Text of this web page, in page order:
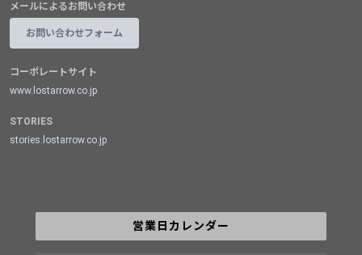
メールによるお問い合わせ
お問い合わせフォーム
コーポレートサイト
www.lostarrow.co.jp
STORIES
stories.lostarrow.co.jp
営業日カレンダー